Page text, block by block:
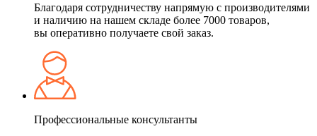
Благодаря сотрудничеству напрямую с производителями
и наличию на нашем складе более 7000 товаров,
вы оперативно получаете свой заказ.
Профессиональные консультанты